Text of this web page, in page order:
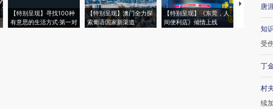
【特别呈现】寻找100种
有意思的生活方式·第一对
【特别呈现】澳门全力探
索葡语国家新渠道
【特别呈现】《东莞，人
间便利店》倾情上线
【推广】走
唐
知
受
丁
村
续